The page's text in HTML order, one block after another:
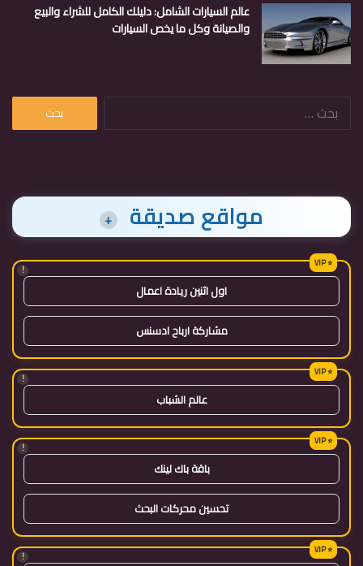
عالم السيارات الشامل: دليلك الكامل للشراء والبيع
والصيانة وكل ما يخص السيارات
البحث
مواقع صديقة +
!
اول اثنين ريادة اعمال
مشاركة ارباح ادسنس
!
عالم الشباب
!
باقة باك لينك
تحسين محركات البحث
!